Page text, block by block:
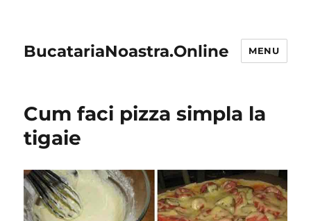
BucatariaNoastra.Online MENU
Cum faci pizza simpla la
tigaie